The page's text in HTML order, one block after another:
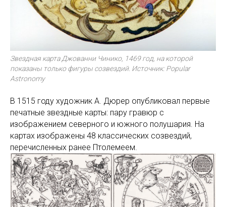
Звездная карта Джованни Чинико, 1469 год, на которой
показаны только фигуры созвездий. Источник: Popular
Astronomy
В 1515 году художник А. Дюрер опубликовал первые
печатные звездные карты: пару гравюр с
изображением северного и южного полушария. На
картах изображены 48 классических созвездий,
перечисленных ранее Птолемеем.